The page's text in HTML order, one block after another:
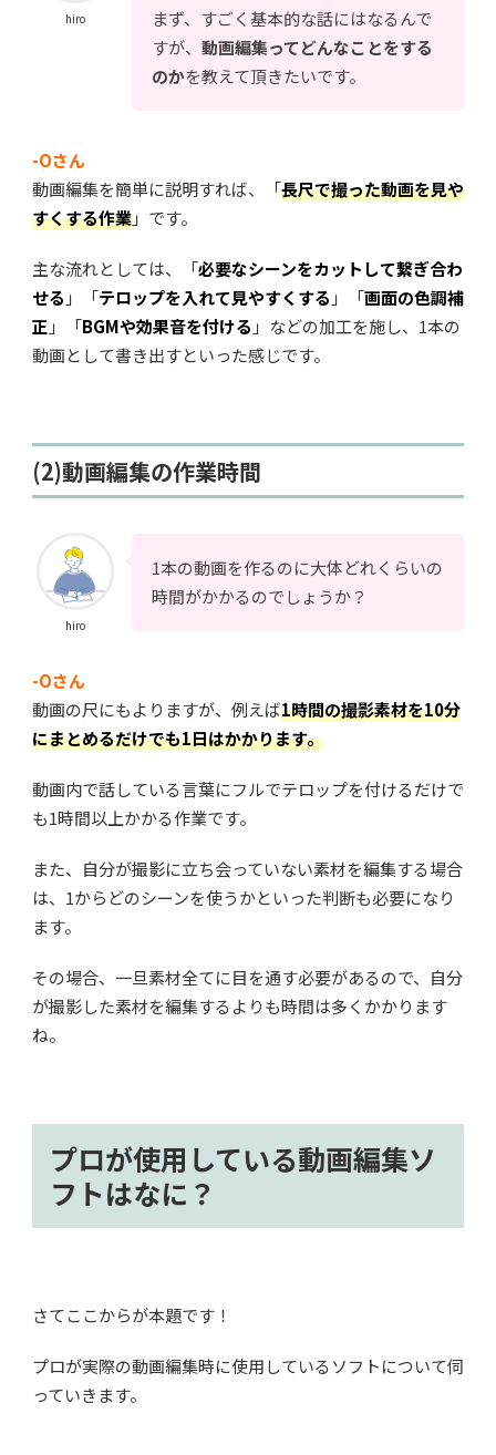
hiro
まず、すごく基本的な話にはなるんで
すが、 動画編集ってどんなことをする
のかを教えて頂きたいです。
-Oさん
動画編集を簡単に説明すれば、
「長尺で撮った動画を見や
すくする作業」 です。
主な流れとしては、 「必要なシーンをカットして繋ぎ合わ
せる 」「テロップを入れて見やすくする 」「画面の色調補
正 」「BGMや効果音を付ける 」 などの加工を施し、1本の
動画として書き出すといった感じです。
(2)動画編集の作業時間
hiro
1本の動画を作るのに大体どれくらいの
時間がかかるのでしょうか？
-Oさん
動画の尺にもよりますが、例えば1時間の撮影素材を10分
にまとめるだけでも1日はかかります。
動画内で話している言葉にフルでテロップを付けるだけで
も1時間以上かかる作業です。
また、自分が撮影に立ち会っていない素材を編集する場合
は、1からどのシーンを使うかといった判断も必要になり
ます。
その場合、一旦素材全てに目を通す必要があるので、自分
が撮影した素材を編集するよりも時間は多くかかります
ね。
プロが使用している動画編集ソ
フトはなに？
さてここからが本題です！
プロが実際の動画編集時に使用しているソフトについて伺
っていきます。